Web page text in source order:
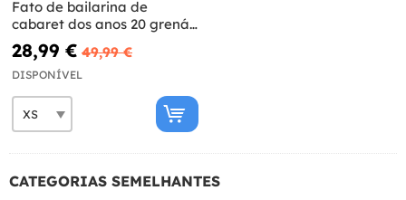
Fato de bailarina de
cabaret dos anos 20 grená
para mulher
28,99 € 49,99 €
DISPONÍVEL
CATEGORIAS SEMELHANTES